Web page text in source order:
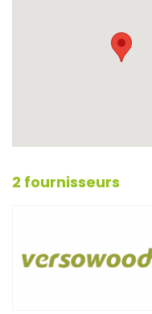
2 fournisseurs